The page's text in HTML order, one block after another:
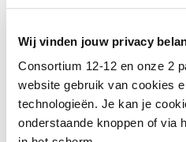
Wij vinden jouw privacy
Consortium 12-12 en onze 2
website gebruik van cookies
technologieën. Je kan je
onderstaande knoppen of via
Consortium ook meer structurele
voor niet-begeleide kinderen en
Met eendonatie aan het 12-
organisaties om hun hulpwerk
Want samen redden we meer